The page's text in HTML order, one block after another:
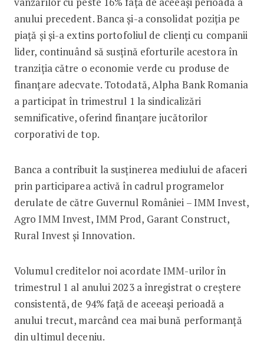
anului precedent. Banca și-a consolidat poziția pe
piață și și-a extins portofoliul de clienți cu companii
lider, continuând să susțină eforturile acestora în
tranziția către o economie verde cu produse de
finanțare adecvate. Totodată, Alpha Bank Romania
a participat în trimestrul 1 la sindicalizări
semnificative, oferind finanțare jucătorilor
corporativi de top.
Banca a contribuit la susținerea mediului de afaceri
prin participarea activă în cadrul programelor
derulate de către Guvernul României – IMM Invest,
Agro IMM Invest, IMM Prod, Garant Construct,
Rural Invest și Innovation.
Volumul creditelor noi acordate IMM-urilor în
trimestrul 1 al anului 2023 a înregistrat o creștere
consistentă, de 94% față de aceeași perioadă a
anului trecut, marcând cea mai bună performanță
din ultimul deceniu.